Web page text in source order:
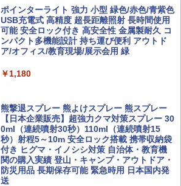
￥1,540
AIRLINE（エアライン）2026年9月号【特
￥1,760
球の歩き方A ヨーロッパ
￥2,479
A26 地球の歩き方 チェコ ポーランド スロヴ
￥2,277
￥5,999
[キャンパーズコレクション 山善] 傘みたいに
広げるだけ パッとサッとテント ブラックコ
簡単設置 ポップアップテント エクルベージ
￥9,990
[キャンパーズコレクション 山善] 傘みたいに
広げるだけ パッとサッとテント キューブワ
イド ブラックコーティング フルクローズ メ
ッシュ 4人用 簡単設置 ポップアップテント P
ATCW-150B エクルベージュ
ポインターライト 強力 小型 緑色/赤色/青紫色
USB充電式 高精度 超長距離照射 長時間使用
可能 安全ロック付き 高安全性 金属製耐久 コ
ンパクト多機能設計 持ち運び便利 アウトド
ア/オフィス/教育現場/展示会用 緑
￥1,180
熊撃退スプレー 熊よけスプレー 熊スプレー
【日本企業販売】超強力クマ対策スプレー 30
0ml（連続噴射30秒）110ml（連続噴射15
秒）射程5～10m 安全ロック搭載 携帯収納袋
付き ヒグマ・イノシシ対策 自治体・教育機
関の購入実績 登山・キャンプ・アウトドア・
防災用品 長期保存可能 緊急時用 日本国内発
送